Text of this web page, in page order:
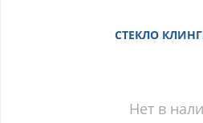
СТЕКЛО
Нет в